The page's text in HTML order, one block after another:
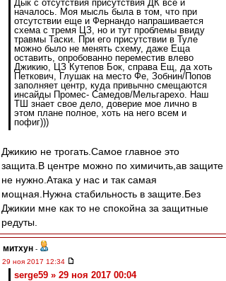
Дык с отсутствия присутствия ДК все и
началось. Моя мысль была в том, что при
отсутствии еще и Фернандо напрашивается
схема с тремя ЦЗ, но и тут проблемы ввиду
травмы Таски. При его присутствии в Туле
можно было не менять схему, даже Еща
оставить, опробованно переместив влево
Джикию, ЦЗ Кутепов Бок, справа Ещ, да хоть
Петкович, Глушак на место Фе, Зобнин/Попов
заполняет центр, куда привычно смещаются
инсайды Промес- Самедов/Мельгарехо. Наш
ТШ знает свое дело, доверие мое лично в
этом плане полное, хоть на него всем и
пофиг)))
Джикию не трогать.Самое главное это
защита.В центре можно по химичить,ав защите
не нужно.Атака у нас и так самая
мощная.Нужна стабильность в защите.Без
Джикии мне как то не спокойна за защитные
редуты.
митхун -
29 ноя 2017 12:34
serge59 » 29 ноя 2017 00:04